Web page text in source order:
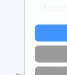
2012-2026